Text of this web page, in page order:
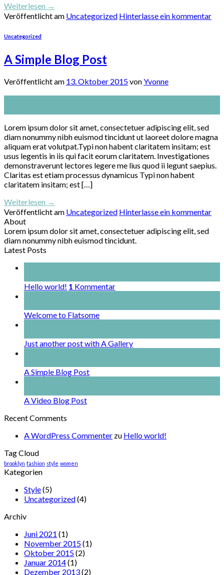
Weiterlesen →
Veröffentlicht am Uncategorized Hinterlasse ein kommentar
Uncategorized
A Simple Blog Post
Veröffentlicht am 13. Oktober 2015vonYvonne
Lorem ipsum dolor sit amet, consectetuer adipiscing elit, sed
diam nonummy nibh euismod tincidunt ut laoreet dolore magna
aliquam erat volutpat.Typi non habent claritatem insitam; est
usus legentis in iis qui facit eorum claritatem. Investigationes
demonstraverunt lectores legere me lius quod ii legunt saepius.
Claritas est etiam processus dynamicus Typi non habent
claritatem insitam; est […]
Weiterlesen →
Veröffentlicht am Uncategorized Hinterlasse ein kommentar
About
Lorem ipsum dolor sit amet, consectetuer adipiscing elit, sed
diam nonummy nibh euismod tincidunt.
Latest Posts
Hello world! 1 Kommentar
Welcome to Flatsome
Just another post with A Gallery
A Simple Blog Post
A Video Blog Post
Recent Comments
A WordPress Commenter zu Hello world!
Tag Cloud
brooklyn fashion style women
Kategorien
Style(5)
Uncategorized(4)
Archiv
Juni 2021 (1)
November 2015(1)
Oktober 2015(2)
Januar 2014(1)
Dezember 2013(2)